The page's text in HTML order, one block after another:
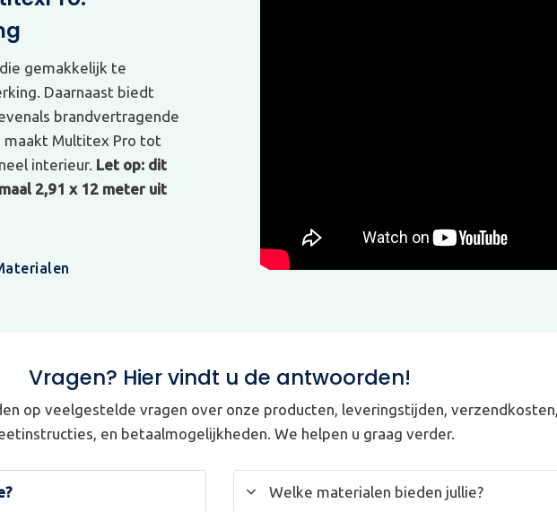
gemakkelijk te
Daarnaast biedt
brandvertragende
maakt Multitex Pro tot
interieur. Let op: dit
2,91 x 12 meter uit
Vragen? Hier vindt u de antwoorden!
op veelgestelde vragen over onze producten, leveringstijden, verzendkosten,
en betaalmogelijkheden. We helpen u graag verder.
Welke materialen bieden jullie?